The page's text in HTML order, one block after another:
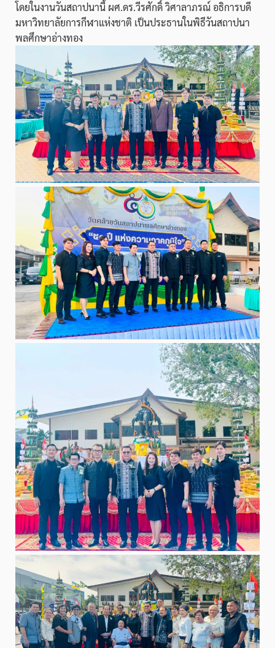
โดยในงานวันสถาปนานี้ ผศ.ดร.วีรศักดิ์ วิศาลาภรณ์ อธิการบดี
มหาวิทยาลัยการกีฬาแห่งชาติ เป็นประธานในพิธีวันสถาปนา
พลศึกษาอ่างทอง